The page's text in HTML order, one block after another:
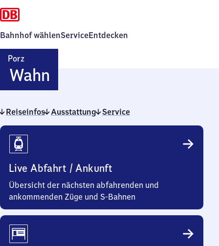
Bahnhof wählenServiceEntdecken
Porz
WahnPorz-
Wahn
Reiseinfos Ausstattung Service
Reiseinfos
Live Abfahrt / Ankunft
Übersicht der nächsten abfahrenden und
ankommenden Züge und S-Bahnen